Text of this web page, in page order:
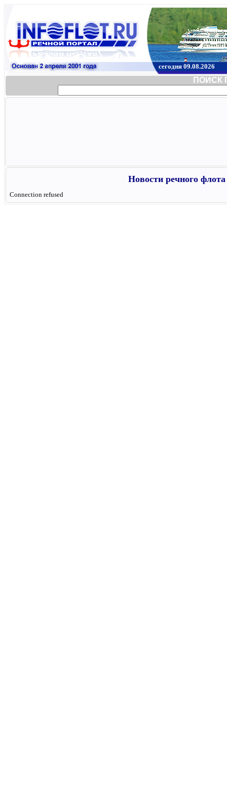
сегодня 09.08.2026
ПОИСК
Новости речного
Connection refused